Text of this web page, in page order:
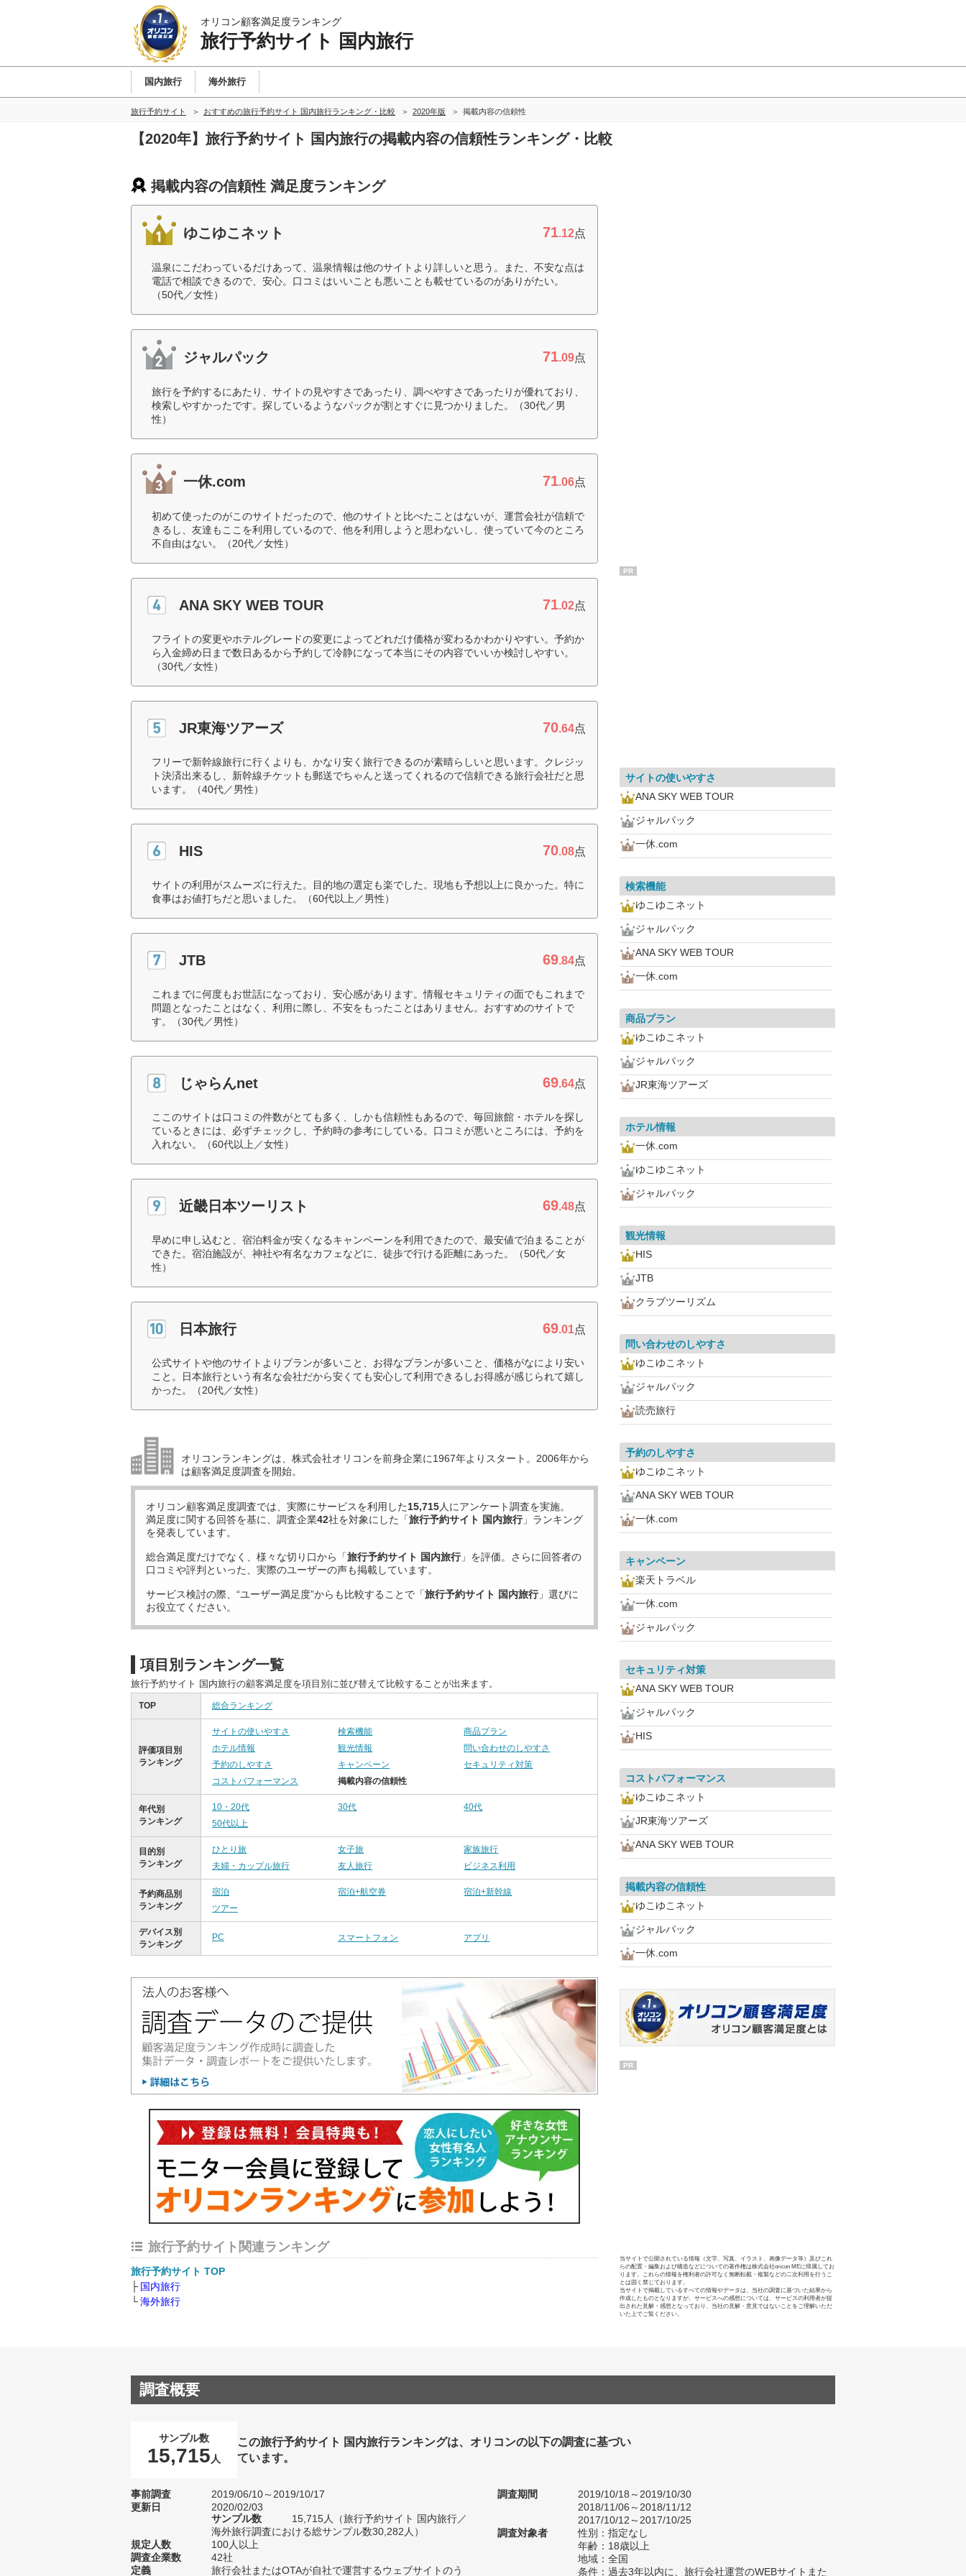
オリコン顧客満足度ランキング
旅行予約サイト 国内旅行
国内旅行 海外旅行
旅行予約サイト おすすめの旅行予約サイト 国内旅行ランキング・比較 2020年版 掲載内容の信頼性
【2020年】旅行予約サイト 国内旅行の掲載内容の信頼性ランキング・比較
掲載内容の信頼性 満足度ランキング
ゆこゆこネット 71.12点
温泉にこだわっているだけあって、温泉情報は他のサイトより詳しいと思う。また、不安な点は
電話で相談できるので、安心。口コミはいいことも悪いことも載せているのがありがたい。
（50代／女性）
ジャルパック 71.09点
旅行を予約するにあたり、サイトの見やすさであったり、調べやすさであったりが優れており、
検索しやすかったです。探しているようなパックが割とすぐに見つかりました。（30代／男
性）
一休.com 71.06点
初めて使ったのがこのサイトだったので、他のサイトと比べたことはないが、運営会社が信頼で
きるし、友達もここを利用しているので、他を利用しようと思わないし、使っていて今のところ
不自由はない。（20代／女性）
ANA SKY WEB TOUR 71.02点
フライトの変更やホテルグレードの変更によってどれだけ価格が変わるかわかりやすい。予約か
ら入金締め日まで数日あるから予約して冷静になって本当にその内容でいいか検討しやすい。
（30代／女性）
JR東海ツアーズ 70.64点
フリーで新幹線旅行に行くよりも、かなり安く旅行できるのが素晴らしいと思います。クレジッ
ト決済出来るし、新幹線チケットも郵送でちゃんと送ってくれるので信頼できる旅行会社だと思
います。（40代／男性）
HIS 70.08点
サイトの利用がスムーズに行えた。目的地の選定も楽でした。現地も予想以上に良かった。特に
食事はお値打ちだと思いました。（60代以上／男性）
JTB 69.84点
これまでに何度もお世話になっており、安心感があります。情報セキュリティの面でもこれまで
問題となったことはなく、利用に際し、不安をもったことはありません。おすすめのサイトで
す。（30代／男性）
じゃらんnet 69.64点
ここのサイトは口コミの件数がとても多く、しかも信頼性もあるので、毎回旅館・ホテルを探し
ているときには、必ずチェックし、予約時の参考にしている。口コミが悪いところには、予約を
入れない。（60代以上／女性）
近畿日本ツーリスト 69.48点
早めに申し込むと、宿泊料金が安くなるキャンペーンを利用できたので、最安値で泊まることが
できた。宿泊施設が、神社や有名なカフェなどに、徒歩で行ける距離にあった。（50代／女
性）
日本旅行 69.01点
公式サイトや他のサイトよりプランが多いこと、お得なプランが多いこと、価格がなにより安い
こと。日本旅行という有名な会社だから安くても安心して利用できるしお得感が感じられて嬉し
かった。（20代／女性）
オリコンランキングは、株式会社オリコンを前身企業に1967年よりスタート。2006年から
は顧客満足度調査を開始。
オリコン顧客満足度調査では、実際にサービスを利用した15,715人にアンケート調査を実施。
満足度に関する回答を基に、調査企業42社を対象にした「旅行予約サイト 国内旅行」ランキング
を発表しています。
総合満足度だけでなく、様々な切り口から「旅行予約サイト 国内旅行」を評価。さらに回答者の
口コミや評判といった、実際のユーザーの声も掲載しています。
サービス検討の際、“ユーザー満足度”からも比較することで「旅行予約サイト 国内旅行」選びに
お役立てください。
項目別ランキング一覧
旅行予約サイト 国内旅行の顧客満足度を項目別に並び替えて比較することが出来ます。
TOP 総合ランキング
評価項目別
ランキング
サイトの使いやすさ 検索機能
商品プラン
ホテル情報
観光情報
問い合わせのしやすさ
予約のしやすさ
キャンペーン
セキュリティ対策
コストパフォーマンス
掲載内容の信頼性
年代別
ランキング
10・20代 30代
40代
50代以上
目的別
ランキング
ひとり旅 女子旅
家族旅行
夫婦・カップル旅行
友人旅行 ビジネス利用
予約商品別
ランキング
宿泊 宿泊+航空券
宿泊+新幹線
ツアー
デバイス別
ランキング
PC スマートフォン アプリ
旅行予約サイト関連ランキング
旅行予約サイト TOP
国内旅行
海外旅行
PR
サイトの使いやすさ
ANA SKY WEB TOUR
ジャルパック
一休.com
検索機能
ゆこゆこネット
ジャルパック
ANA SKY WEB TOUR
一休.com
商品プラン
ゆこゆこネット
ジャルパック
JR東海ツアーズ
ホテル情報
一休.com
ゆこゆこネット
ジャルパック
観光情報
HIS
JTB
クラブツーリズム
問い合わせのしやすさ
ゆこゆこネット
ジャルパック
読売旅行
予約のしやすさ
ゆこゆこネット
ANA SKY WEB TOUR
一休.com
キャンペーン
楽天トラベル
一休.com
ジャルパック
セキュリティ対策
ANA SKY WEB TOUR
ジャルパック
HIS
コストパフォーマンス
ゆこゆこネット
JR東海ツアーズ
ANA SKY WEB TOUR
掲載内容の信頼性
ゆこゆこネット
ジャルパック
一休.com
PR
当サイトで公開されている情報（文字、写真、イラスト、画像データ等）及びこれ
らの配置・編集および構造などについての著作権は株式会社oricon MEに帰属してお
ります。これらの情報を権利者の許可なく無断転載・複製などの二次利用を行うこ
とは固く禁じております。
当サイトで掲載しているすべての情報やデータは、当社の調査に基づいた結果から
作成したものとなりますが、サービスへの感想については、サービスの利用者が提
出された見解・感想となっており、当社の見解・意見ではないことをご理解いただ
いた上でご覧ください。
調査概要
サンプル数
15,715 人
この旅行予約サイト 国内旅行ランキングは、オリコンの以下の調査に基づい
ています。
事前調査
2019/06/10～2019/10/17
更新日
2020/02/03
サンプル数
15,715人（旅行予約サイト 国内旅行／
海外旅行調査における総サンプル数30,282人）
規定人数
100人以上
調査企業数
42社
定義
旅行会社またはOTAが自社で運営するウェブサイトのう
調査期間
2019/10/18～2019/10/30
2018/11/06～2018/11/12
2017/10/12～2017/10/25
調査対象者
性別：指定なし
年齢：18歳以上
地域：全国
条件：過去3年以内に、旅行会社運営のWEBサイトまた